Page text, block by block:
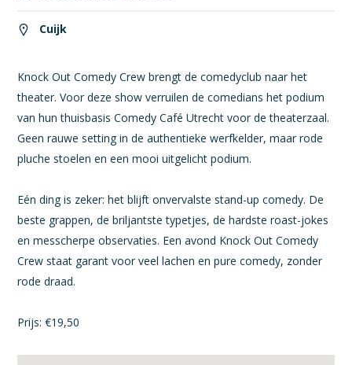
Cuijk
Knock Out Comedy Crew brengt de comedyclub naar het
theater. Voor deze show verruilen de comedians het podium
van hun thuisbasis Comedy Café Utrecht voor de theaterzaal.
Geen rauwe setting in de authentieke werfkelder, maar rode
pluche stoelen en een mooi uitgelicht podium.
Eén ding is zeker: het blijft onvervalste stand-up comedy. De
beste grappen, de briljantste typetjes, de hardste roast-jokes
en messcherpe observaties. Een avond Knock Out Comedy
Crew staat garant voor veel lachen en pure comedy, zonder
rode draad.
Prijs: €19,50